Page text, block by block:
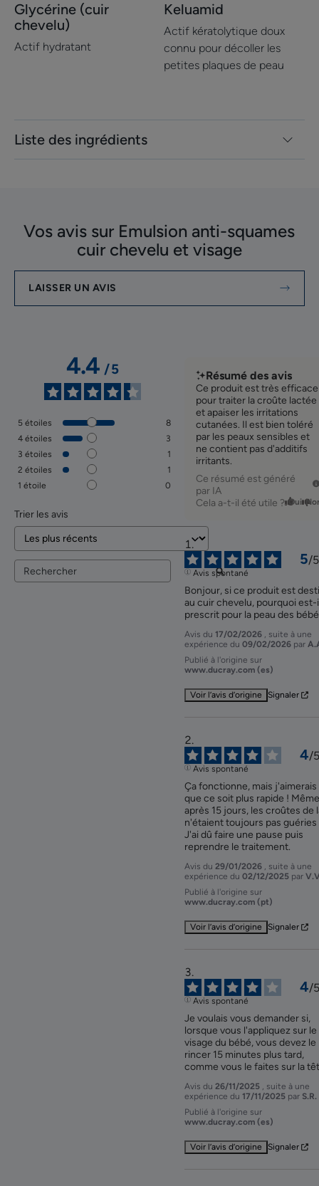
Liste des ingrédients
Glycérine (cuir
chevelu)
Actif hydratant
Keluamid
Actif kératolytique doux
connu pour décoller les
petites plaques de peau
Vos avis sur Emulsion anti-squames
cuir chevelu et visage
LAISSER UN AVIS
4.4/5
5 étoiles
8
4 étoiles
3
3 étoiles
1
2 étoiles
1
1 étoile 0
Trier les avis
Résumé des avis
Ce produit est très efficace
pour traiter la croûte lactée
et apaiser les irritations
cutanées. Il est bien toléré
par les peaux sensibles et
ne contient pas d'additifs
irritants.
Ce résumé est généré
par IA
Cela a-t-il été utile ? Oui
5/5
Avis spontané
Bonjour, si ce produit est
au cuir chevelu, pourquoi est-
prescrit pour la peau des
Avis du 17/02/2026
, suite à une
expérience du 09/02/2026 par
Publié à l'origine sur
www.ducray.com (es)
Voir l’avis d’origine Signaler
4/5
Avis spontané
Ça fonctionne, mais j'aimerais
que ce soit plus rapide ! Même
après 15 jours, les croûtes de
n'étaient toujours pas guéries
J'ai dû faire une pause puis
reprendre le traitement.
Avis du 29/01/2026
, suite à une
expérience du 02/12/2025 par
Publié à l'origine sur
www.ducray.com (pt)
Voir l’avis d’origine Signaler
4/5
Avis spontané
Je voulais vous demander si,
lorsque vous l'appliquez sur le
visage du bébé, vous devez le
rincer 15 minutes plus tard,
comme vous le faites sur la
Avis du 26/11/2025
, suite à une
expérience du 17/11/2025 par S.R.
Publié à l'origine sur
www.ducray.com (es)
Voir l’avis d’origine Signaler